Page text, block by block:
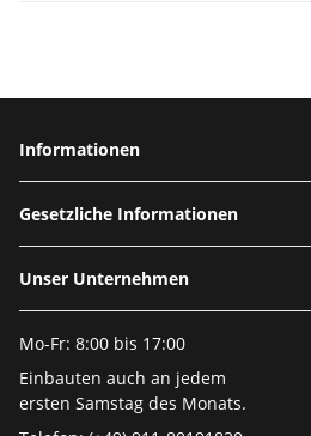
Informationen
Gesetzliche Informationen
Unser Unternehmen
Mo-Fr: 8:00 bis 17:00
Einbauten auch an jedem
ersten Samstag des Monats.